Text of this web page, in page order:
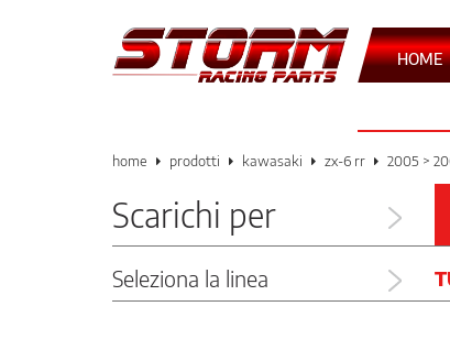
HOME
home prodotti kawasaki zx-6 rr 2005 >
Scarichi per
Seleziona la linea